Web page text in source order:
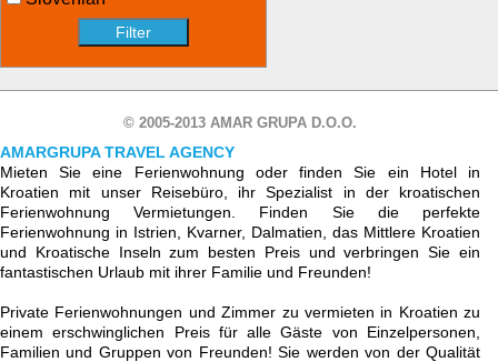
© 2005-2013 AMAR GRUPA D.O.O.
AMARGRUPA TRAVEL AGENCY
Mieten Sie eine Ferienwohnung oder finden Sie ein Hotel in
Kroatien mit unser Reisebüro, ihr Spezialist in der kroatischen
Ferienwohnung Vermietungen. Finden Sie die perfekte
Ferienwohnung in Istrien, Kvarner, Dalmatien, das Mittlere Kroatien
und Kroatische Inseln zum besten Preis und verbringen Sie ein
fantastischen Urlaub mit ihrer Familie und Freunden!
Private Ferienwohnungen und Zimmer zu vermieten in Kroatien zu
einem erschwinglichen Preis für alle Gäste von Einzelpersonen,
Familien und Gruppen von Freunden! Sie werden von der Qualität